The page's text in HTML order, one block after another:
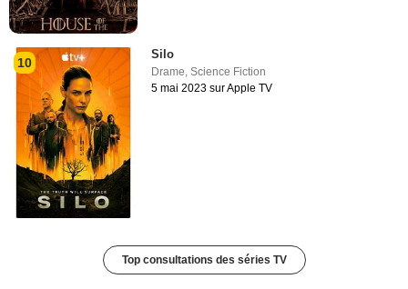
10
Silo
Drame,Science Fiction
5 mai 2023 sur Apple TV
Top consultations des séries TV